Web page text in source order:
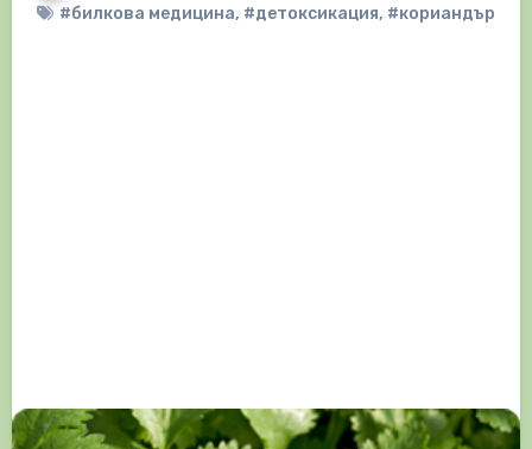
#билкова медицина, #детоксикация, #кориандър